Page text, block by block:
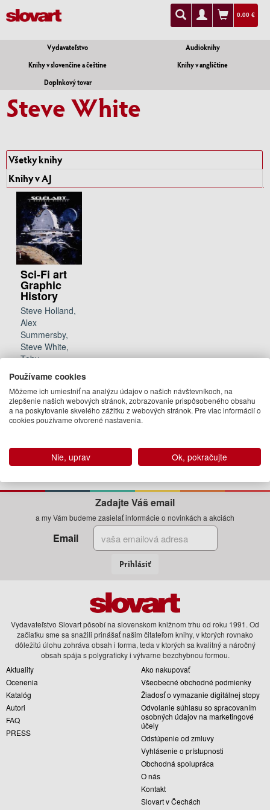
0.00 €
Vydavateľstvo
Audioknihy
Knihy v slovenčine a češtine
Knihy v angličtine
Doplnkový tovar
Steve White
Všetky knihy
Knihy v AJ
Sci-Fi art
Graphic
History
Steve Holland,
Alex
Summersby,
Steve White,
Toby
Weidmann,
Adrian
Faulkner, Tim
Muray
23.95 €
objednávku
Zadajte Váš email
a my Vám budeme zasielať informácie o novinkách a akciách
Email
Prihlásiť
Vydavateľstvo Slovart pôsobí na slovenskom knižnom trhu od roku 1991. Od
začiatku sme sa snažili prinášať našim čitateľom knihy, v ktorých rovnako
dôležitú úlohu zohráva obsah i forma, teda v ktorých sa kvalitný a náročný
obsah spája s polygraficky i výtvarne bezchybnou formou.
Aktuality
Ocenenia
Katalóg
Autori
FAQ
PRESS
Ako nakupovať
Všeobecné obchodné podmienky
Žiadosť o vymazanie digitálnej stopy
Odvolanie súhlasu so spracovaním
osobných údajov na marketingové
účely
Odstúpenie od zmluvy
Vyhlásenie o prístupnosti
Obchodná spolupráca
O nás
Kontakt
Slovart v Čechách
Používame cookies
Môžeme ich umiestniť na analýzu údajov o našich návštevníkoch, na
zlepšenie našich webových stránok, zobrazovanie prispôsobeného obsahu
a na poskytovanie skvelého zážitku z webových stránok. Pre viac informácií o
cookies používame otvorené nastavenia.
Nie, uprav Ok, pokračujte